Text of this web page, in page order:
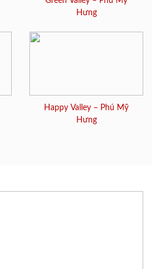
Hưng
Happy Valley – Phú Mỹ
Hưng